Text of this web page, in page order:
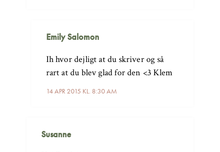
Emily Salomon
14 APR 2015 KL. 8:30 AM
Ih hvor dejligt at du skriver og så
rart at du blev glad for den <3 Klem
Susanne